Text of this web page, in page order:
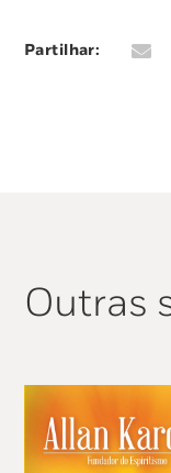
Partilhar:
Outras